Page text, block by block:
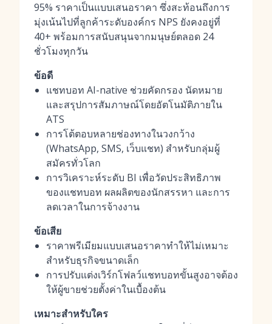
95% ราคาเป็นแบบเสนอราคา ซึ่งสะท้อนถึงการ
มุ่งเน้นไปที่ลูกค้าระดับองค์กร NPS ยังคงอยู่ที่
40+ พร้อมการสนับสนุนจากมนุษย์ตลอด 24
ชั่วโมงทุกวัน
ข้อดี
แชทบอท AI-native ช่วยคัดกรอง นัดหมาย
และสรุปการสัมภาษณ์โดยอัตโนมัติภายใน
ATS
การโต้ตอบหลายช่องทางในวงกว้าง
(WhatsApp, SMS, เว็บแชท) สำหรับกลุ่มผู้
สมัครทั่วโลก
การวิเคราะห์ระดับ BI เพื่อวัดประสิทธิภาพ
ของแชทบอท ผลผลิตของนักสรรหา และการ
ลดเวลาในการจ้างงาน
ข้อเสีย
ราคาพรีเมียมแบบเสนอราคาทำให้ไม่เหมาะ
สำหรับธุรกิจขนาดเล็ก
การปรับแต่งเวิร์กโฟลว์แชทบอทขั้นสูงอาจต้อง
ให้ผู้ขายช่วยตั้งค่าในเบื้องต้น
เหมาะสำหรับใคร